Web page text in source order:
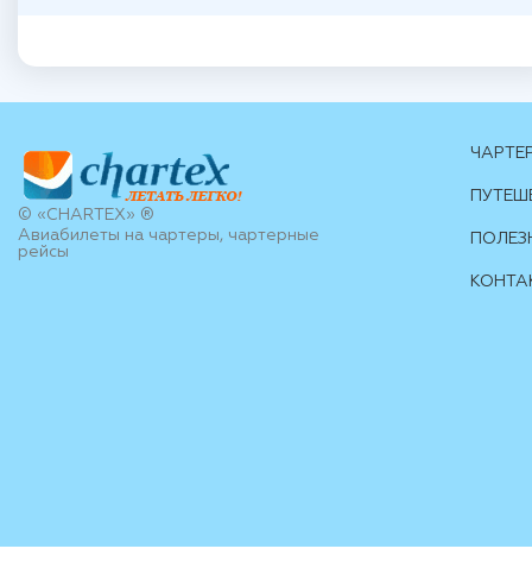
© «CHARTEX» ®
Авиабилеты на чартеры, чартерные
рейсы